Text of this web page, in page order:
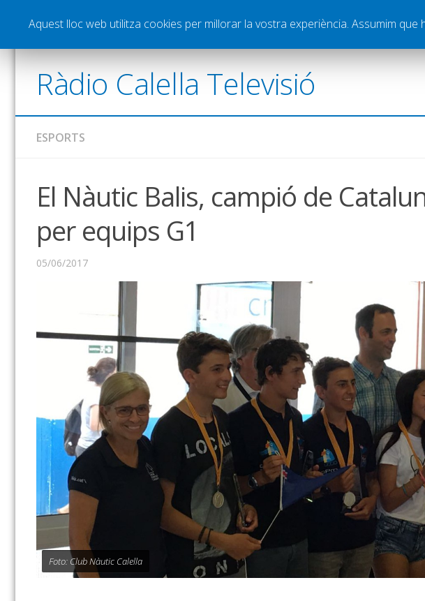
Notícies Esports Pòdcasts Vídeos Graella Publicitat
Ràdio Calella Televisió
ESPORTS
El Nàutic Balis, campió de
per equips G1
05/06/2017
Foto: Club Nàutic Calella
Aquest lloc web utilitza cookies per millorar la vostra experiència. Assumim